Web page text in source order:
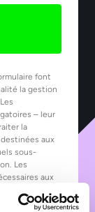
font
la gestion
– leur
la
aux
sous-
Les
aux